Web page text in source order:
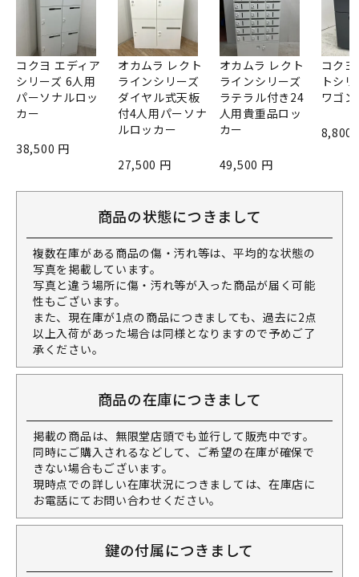
コクヨ エディア
シリーズ 6人用
パーソナルロッ
カー
38,500 円
オカムラ レクト
ラインシリーズ
ダイヤル式天板
付4人用パーソナ
ルロッカー
27,500 円
オカムラ レクト
ラインシリーズ
ラテラル付き24
人用貴重品ロッ
カー
49,500 円
コク
トシ
ワゴン
8,800
商品の状態につきまして
複数在庫がある商品の傷・汚れ等は、平均的な状態の
写真を掲載しています。
写真と違う場所に傷・汚れ等が入った商品が届く可能
性もございます。
また、現在庫が1点の商品につきましても、過去に2点
以上入荷があった場合は同様となりますので予めご了
承ください。
商品の在庫につきまして
掲載の商品は、無限堂店頭でも並行して販売中です。
同時にご購入されるなどして、ご希望の在庫が確保で
きない場合もございます。
現時点での詳しい在庫状況につきましては、在庫店に
お電話にてお問い合わせください。
鍵の付属につきまして